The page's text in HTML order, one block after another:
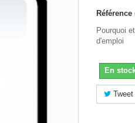
Référence
Pourquoi
d'emploi
En
Tweet